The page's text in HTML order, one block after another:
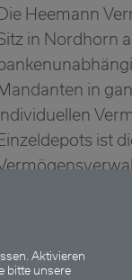
Heemann
in Nordhorn
in
ist
Sowohl die
AG als auch die
regelmäßig mit
und
Aktivieren
bitte unsere